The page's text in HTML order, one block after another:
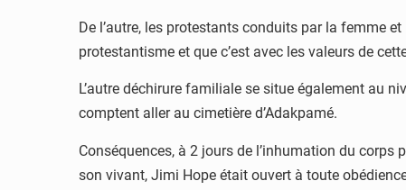
De l’autre, les protestants conduits par la femme
protestantisme et que c’est avec les valeurs de
L’autre déchirure familiale se situe également au
comptent aller au cimetière d’Adakpamé.
Conséquences, à 2 jours de l’inhumation du
son vivant, Jimi Hope était ouvert à toute